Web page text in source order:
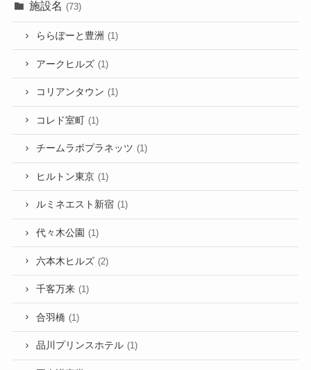
施設名 (73)
ららぽーと豊洲 (1)
アークヒルズ (1)
コリアンタウン (1)
コレド室町 (1)
チームラボプラネッツ (1)
ヒルトン東京 (1)
ルミネエスト新宿 (1)
代々木公園 (1)
六本木ヒルズ (2)
千客万来 (1)
合羽橋 (1)
品川プリンスホテル (1)